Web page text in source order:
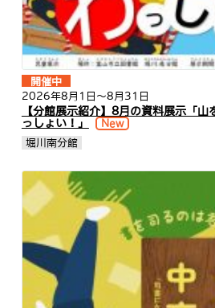
開催中
2026年8月1日 ～8月31日
【分館展示紹介】8月の資料展示「山
っしょい！」
New
堀川南分館